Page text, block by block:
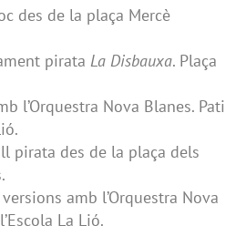
des de la plaça Mercè
pirata La Disbauxa. Plaça
l’Orquestra Nova Blanes. Pati
pirata des de la plaça dels
amb l’Orquestra Nova
La Lió.